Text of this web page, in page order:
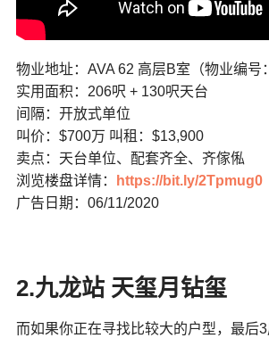
物业地址：AVA 62 高层B室（物业编号
实用面积：206呎 + 130呎天台
间隔：开放式单位
叫价：$700万 叫租：$13,900
卖点：天台单位、配套齐全、齐傢俬
浏览楼盘详情：
https://bit.ly/2Tpmug0
广告日期：06/11/2020
2.九龙站 天玺月钻玺
而如果你正在寻找比较大的户型，最后